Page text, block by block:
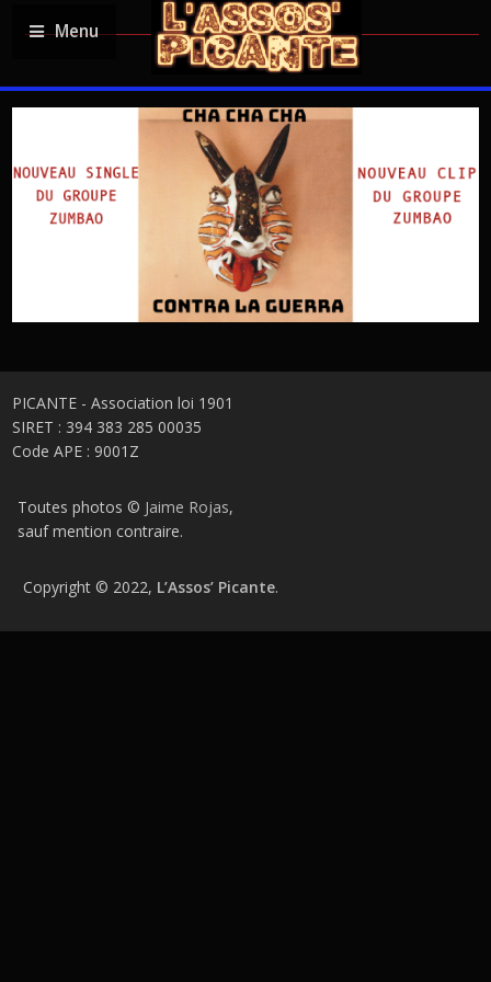
Menu
PICANTE - Association loi 1901
SIRET : 394 383 285 00035
Code APE : 9001Z
Toutes photos © Jaime Rojas,
sauf mention contraire.
Copyright © 2022, L’Assos’ Picante.